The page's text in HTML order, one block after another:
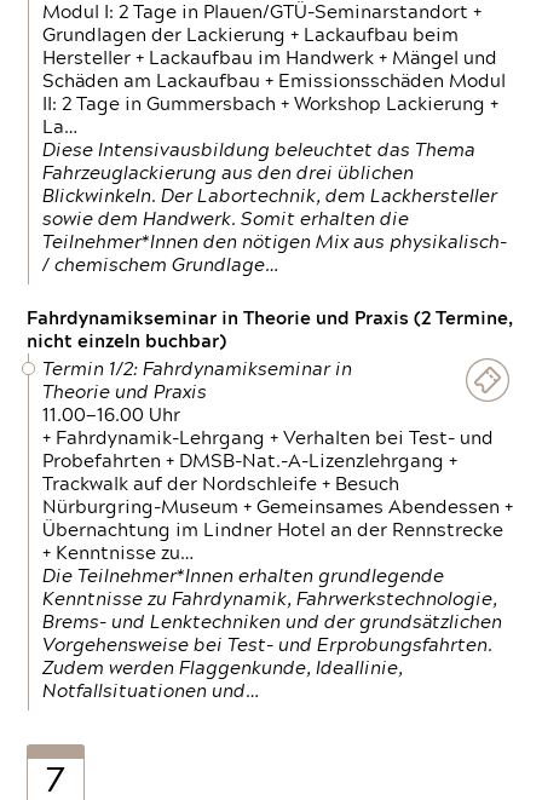
Modul I: 2 Tage in Plauen/GTÜ-Seminarstandort +
Grundlagen der Lackierung + Lackaufbau beim
Hersteller + Lackaufbau im Handwerk + Mängel und
Schäden am Lackaufbau + Emissionsschäden Modul
II: 2 Tage in Gummersbach + Workshop Lackierung +
La…
Diese Intensivausbildung beleuchtet das Thema
Fahrzeuglackierung aus den drei üblichen
Blickwinkeln. Der Labortechnik, dem Lackhersteller
sowie dem Handwerk. Somit erhalten die
Teilnehmer*Innen den nötigen Mix aus physikalisch-
/ chemischem Grundlage…
Fahrdynamikseminar in Theorie und Praxis (2 Termine,
nicht einzeln buchbar)
Termin 1/2: Fahrdynamikseminar in
Theorie und Praxis
11.00—16.00 Uhr
+ Fahrdynamik-Lehrgang + Verhalten bei Test- und
Probefahrten + DMSB-Nat.-A-Lizenzlehrgang +
Trackwalk auf der Nordschleife + Besuch
Nürburgring-Museum + Gemeinsames Abendessen +
Übernachtung im Lindner Hotel an der Rennstrecke
+ Kenntnisse zu…
Die Teilnehmer*Innen erhalten grundlegende
Kenntnisse zu Fahrdynamik, Fahrwerkstechnologie,
Brems- und Lenktechniken und der grundsätzlichen
Vorgehensweise bei Test- und Erprobungsfahrten.
Zudem werden Flaggenkunde, Ideallinie,
Notfallsituationen und…
7